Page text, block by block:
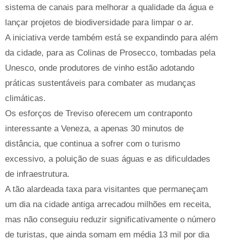
sistema de canais para melhorar a qualidade da água e
lançar projetos de biodiversidade para limpar o ar.
A iniciativa verde também está se expandindo para além
da cidade, para as Colinas de Prosecco, tombadas pela
Unesco, onde produtores de vinho estão adotando
práticas sustentáveis ​​para combater as mudanças
climáticas.
Os esforços de Treviso oferecem um contraponto
interessante a Veneza, a apenas 30 minutos de
distância, que continua a sofrer com o turismo
excessivo, a poluição de suas águas e as dificuldades
de infraestrutura.
A tão alardeada taxa para visitantes que permaneçam
um dia na cidade antiga arrecadou milhões em receita,
mas não conseguiu reduzir significativamente o número
de turistas, que ainda somam em média 13 mil por dia